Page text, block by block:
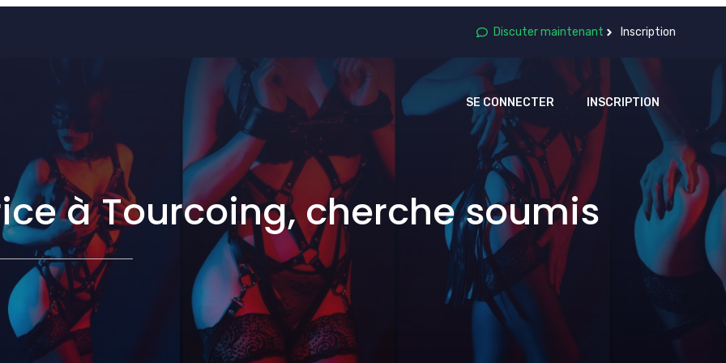
Discuter maintenant Inscription
SE CONNECTER INSCRIPTION
à Tourcoing, cherche soumis